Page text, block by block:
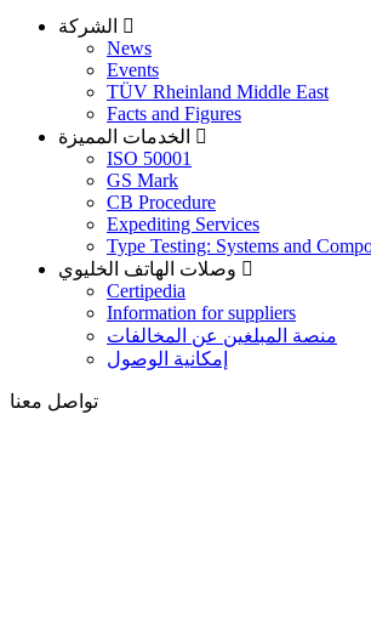
News
Events
TÜV Rheinland Middle East
Facts and Figures
ISO 50001
GS Mark
CB Procedure
Expediting Services
Type Testing: Systems and
Certipedia
Information for suppliers
منصة المبلغين عن المخالفات
إمكانية الوصول
تواصل معنا